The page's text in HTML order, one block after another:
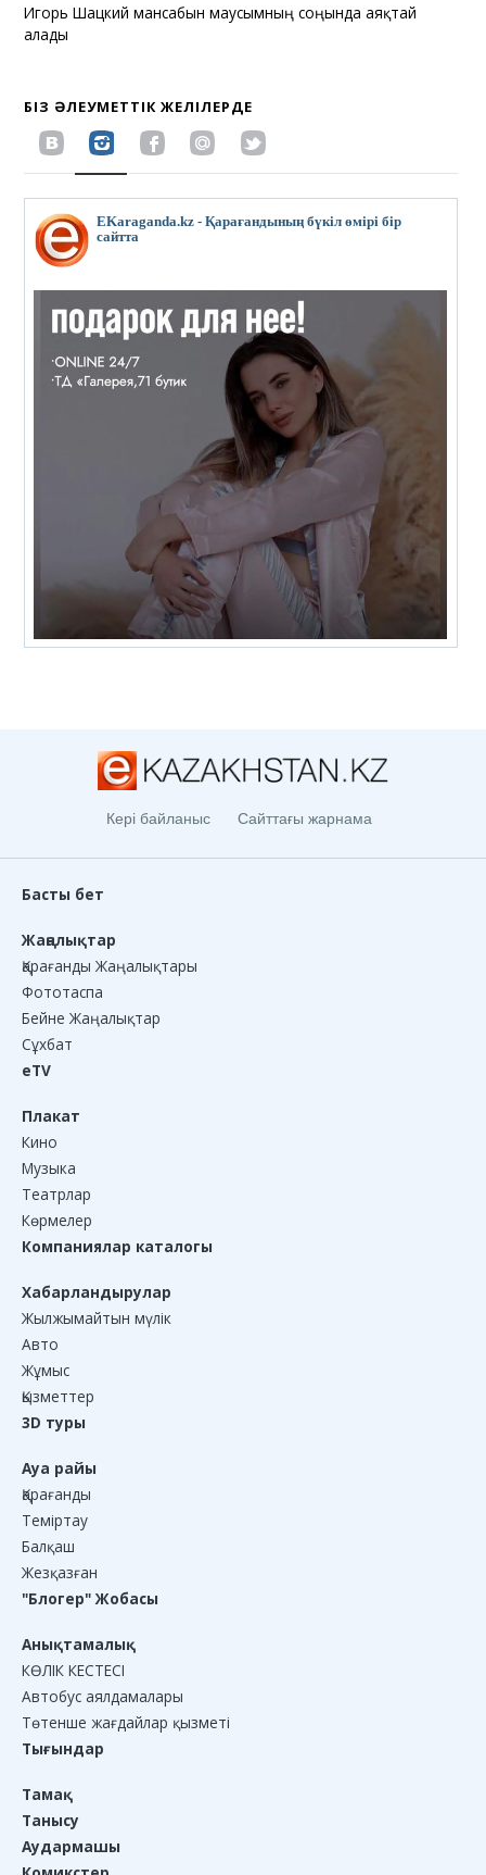
Игорь Шацкий мансабын маусымның соңында аяқтай
алады
БІЗ ӘЛЕУМЕТТІК ЖЕЛІЛЕРДЕ
EKaraganda.kz - Қарағандының бүкіл өмірі бір
сайтта
Кері байланыс Сайттағы жарнама
Басты бет
Жаңалықтар
Қарағанды Жаңалықтары
Фототаспа
Бейне Жаңалықтар
Сұхбат
eTV
Плакат
Кино
Музыка
Театрлар
Көрмелер
Компаниялар каталогы
Хабарландырулар
Жылжымайтын мүлік
Авто
Жұмыс
Қызметтер
3D туры
Ауа райы
Қарағанды
Теміртау
Балқаш
Жезқазған
"Блогер" Жобасы
Анықтамалық
КӨЛІК КЕСТЕСІ
Автобус аялдамалары
Төтенше жағдайлар қызметі
Тығындар
Тамақ
Танысу
Аудармашы